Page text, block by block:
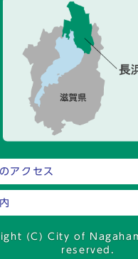
アクセス
(C) City of
reserved.